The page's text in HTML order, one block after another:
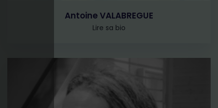
Antoine VALABREGUE
Lire sa bio